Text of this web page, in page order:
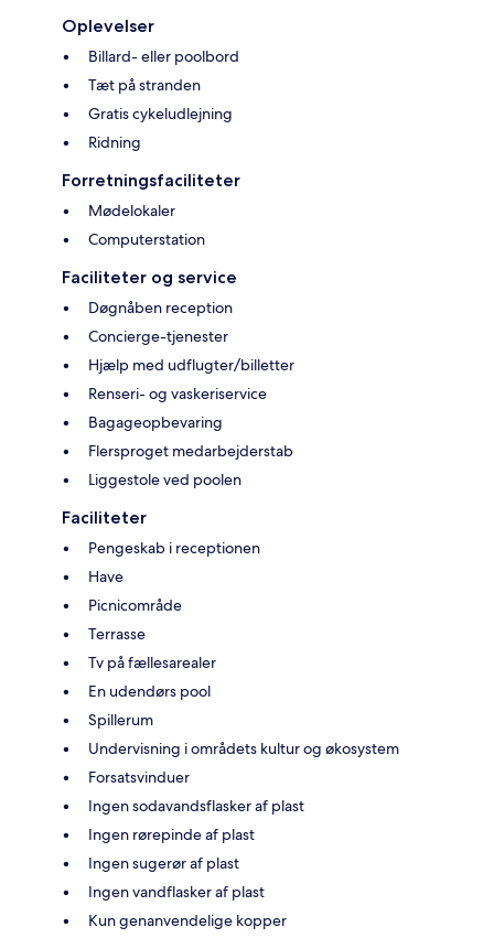
Oplevelser
Billard- eller poolbord
Tæt på stranden
Gratis cykeludlejning
Ridning
Forretningsfaciliteter
Mødelokaler
Computerstation
Faciliteter og service
Døgnåben reception
Concierge-tjenester
Hjælp med udflugter/billetter
Renseri- og vaskeriservice
Bagageopbevaring
Flersproget medarbejderstab
Liggestole ved poolen
Faciliteter
Pengeskab i receptionen
Have
Picnicområde
Terrasse
Tv på fællesarealer
En udendørs pool
Spillerum
Undervisning i områdets kultur og økosystem
Forsatsvinduer
Ingen sodavandsflasker af plast
Ingen rørepinde af plast
Ingen sugerør af plast
Ingen vandflasker af plast
Kun genanvendelige kopper